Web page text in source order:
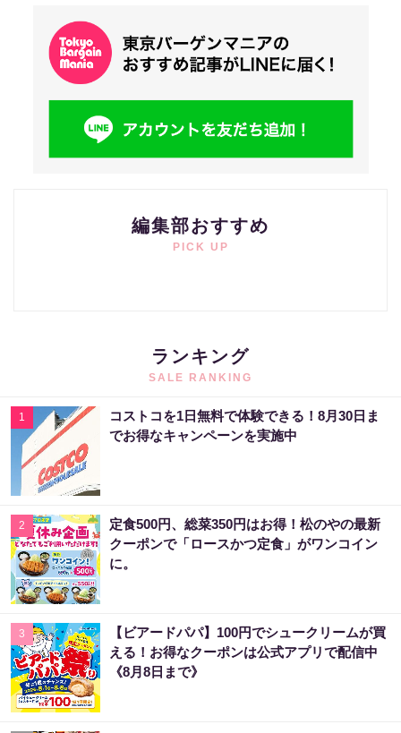
編集部おすすめ
PICK UP
ランキング
SALE RANKING
1
コストコを1日無料で体験できる！8月30日ま
でお得なキャンペーンを実施中
2
定食500円、総菜350円はお得！松のやの最新
クーポンで「ロースかつ定食」がワンコイン
に。
3
【ビアードパパ】100円でシュークリームが買
える！お得なクーポンは公式アプリで配信中
《8月8日まで》